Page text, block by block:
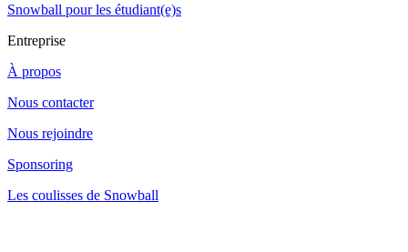
Snowball pour les étudiant(e)s
Entreprise
À propos
Nous contacter
Nous rejoindre
Sponsoring
Les coulisses de Snowball